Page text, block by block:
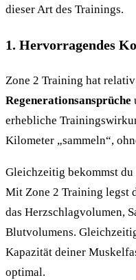
dieser Art des Trainings.
1. Hervorragendes
Zone 2 Training hat relativ
Regenerationsansprüche
erhebliche
Kilometer „sammeln“,
Gleichzeitig bekommst du
Mit Zone 2 Training legst
das Herzschlagvolumen,
Blutvolumens.
Kapazität deiner
optimal.